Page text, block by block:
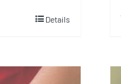
Details